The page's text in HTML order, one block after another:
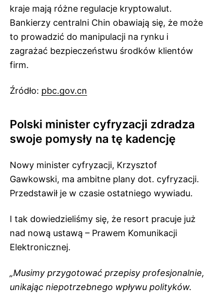
kraje mają różne regulacje kryptowalut.
Bankierzy centralni Chin obawiają się, że może
to prowadzić do manipulacji na rynku i
zagrażać bezpieczeństwu środków klientów
firm.
Źródło: pbc.gov.cn
Polski minister cyfryzacji zdradza
swoje pomysły na tę kadencję
Nowy minister cyfryzacji, Krzysztof
Gawkowski, ma ambitne plany dot. cyfryzacji.
Przedstawił je w czasie ostatniego wywiadu.
I tak dowiedzieliśmy się, że resort pracuje już
nad nową ustawą – Prawem Komunikacji
Elektronicznej.
„Musimy przygotować przepisy profesjonalnie,
unikając niepotrzebnego wpływu polityków.